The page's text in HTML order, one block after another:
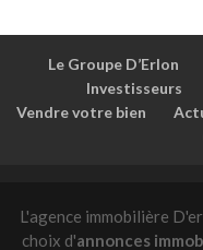
Le Groupe D’Erlon
Investisseurs
Vendre votre bien
L'agence immobilière
choix d'annonces